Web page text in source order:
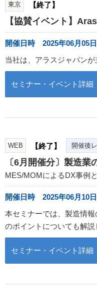
東京 【終了】
【協賛イベント】
開催日時 2025年06月05
当社は、アラスジャパンが
セミナー・イベント詳細
WEB 【終了】 開催後
〔6月開催分〕製造業
MES/MOMによるDX事例
開催日時 2025年06月10
本セミナーでは、製造情
のポイントについても解説
セミナー・イベント詳細